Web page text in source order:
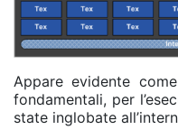
Appare evidente
fondamentali, per
state inglobate